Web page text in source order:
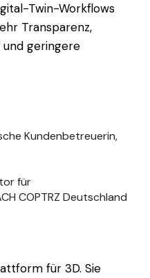
Twin-Workflows
Transparenz,
geringere
Kundenbetreuerin,
für
COPTRZ Deutschland
für 3D. Sie